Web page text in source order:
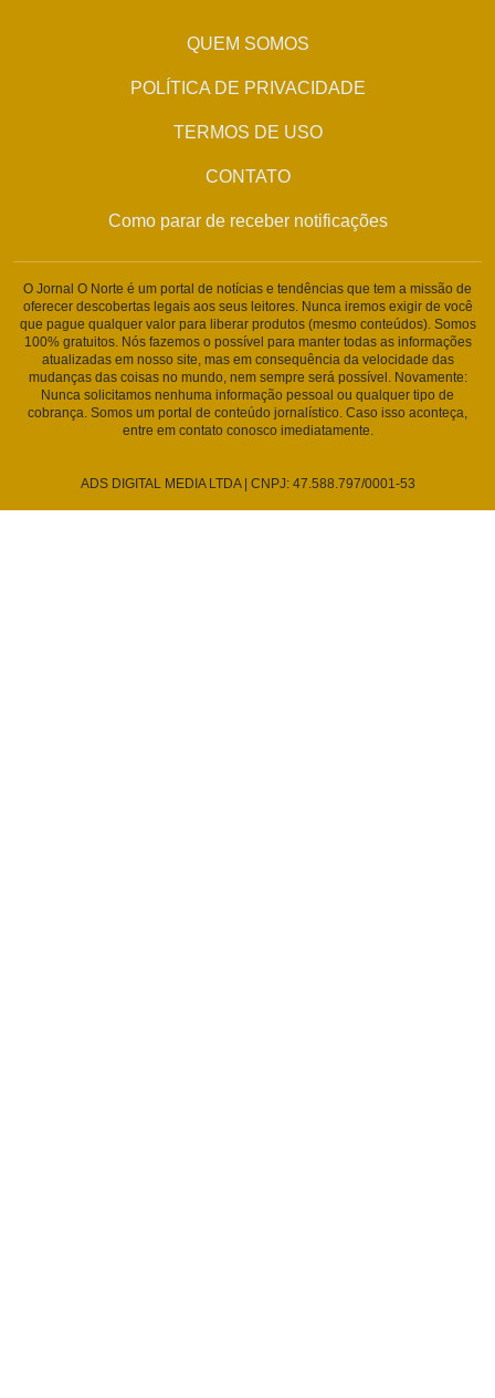
QUEM SOMOS
POLÍTICA DE PRIVACIDADE
TERMOS DE USO
CONTATO
Como parar de receber notificações
O Jornal O Norte é um portal de notícias e tendências que tem a missão de
oferecer descobertas legais aos seus leitores. Nunca iremos exigir de você
que pague qualquer valor para liberar produtos (mesmo conteúdos). Somos
100% gratuitos. Nós fazemos o possível para manter todas as informações
atualizadas em nosso site, mas em consequência da velocidade das
mudanças das coisas no mundo, nem sempre será possível. Novamente:
Nunca solicitamos nenhuma informação pessoal ou qualquer tipo de
cobrança. Somos um portal de conteúdo jornalístico. Caso isso aconteça,
entre em contato conosco imediatamente.
ADS DIGITAL MEDIA LTDA | CNPJ: 47.588.797/0001-53